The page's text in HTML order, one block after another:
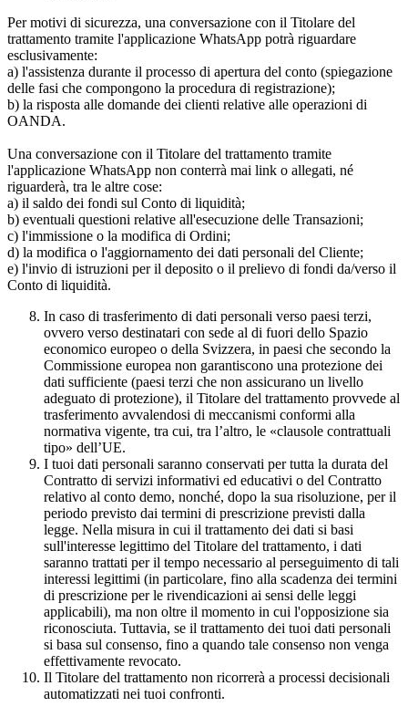
Per motivi di sicurezza, una conversazione con il Titolare del
trattamento tramite l'applicazione WhatsApp potrà riguardare
esclusivamente:
a) l'assistenza durante il processo di apertura del conto (spiegazione
delle fasi che compongono la procedura di registrazione);
b) la risposta alle domande dei clienti relative alle operazioni di
OANDA.
Una conversazione con il Titolare del trattamento tramite
l'applicazione WhatsApp non conterrà mai link o allegati, né
riguarderà, tra le altre cose:
a) il saldo dei fondi sul Conto di liquidità;
b) eventuali questioni relative all'esecuzione delle Transazioni;
c) l'immissione o la modifica di Ordini;
d) la modifica o l'aggiornamento dei dati personali del Cliente;
e) l'invio di istruzioni per il deposito o il prelievo di fondi da/verso il
Conto di liquidità.
In caso di trasferimento di dati personali verso paesi terzi,
ovvero verso destinatari con sede al di fuori dello Spazio
economico europeo o della Svizzera, in paesi che secondo la
Commissione europea non garantiscono una protezione dei
dati sufficiente (paesi terzi che non assicurano un livello
adeguato di protezione), il Titolare del trattamento provvede al
trasferimento avvalendosi di meccanismi conformi alla
normativa vigente, tra cui, tra l’altro, le «clausole contrattuali
tipo» dell’UE.
I tuoi dati personali saranno conservati per tutta la durata del
Contratto di servizi informativi ed educativi o del Contratto
relativo al conto demo, nonché, dopo la sua risoluzione, per il
periodo previsto dai termini di prescrizione previsti dalla
legge. Nella misura in cui il trattamento dei dati si basi
sull'interesse legittimo del Titolare del trattamento, i dati
saranno trattati per il tempo necessario al perseguimento di tali
interessi legittimi (in particolare, fino alla scadenza dei termini
di prescrizione per le rivendicazioni ai sensi delle leggi
applicabili), ma non oltre il momento in cui l'opposizione sia
riconosciuta. Tuttavia, se il trattamento dei tuoi dati personali
si basa sul consenso, fino a quando tale consenso non venga
effettivamente revocato.
Il Titolare del trattamento non ricorrerà a processi decisionali
automatizzati nei tuoi confronti.